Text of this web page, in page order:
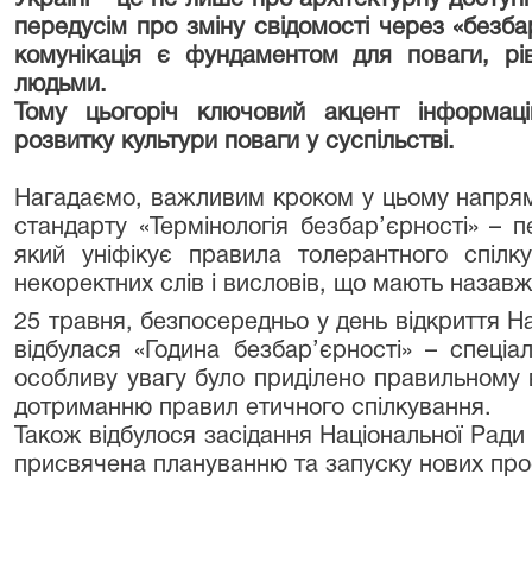
передусім про зміну свідомості через
комунікація є фундаментом для поваги,
людьми.
Тому цьогоріч ключовий акцент
розвитку культури поваги у суспільстві.
Нагадаємо, важливим кроком у цьому
стандарту «Термінологія безбар’єрності» –
який уніфікує правила толерантного
некоректних слів і висловів, що мають
25 травня, безпосередньо у день відкриття
відбулася «Година безбар’єрності» –
особливу увагу було приділено правильному
дотриманню правил етичного спілкування.
Також відбулося засідання Національної
присвячена плануванню та запуску нових